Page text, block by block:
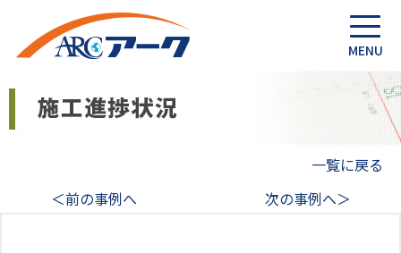
一覧に戻る
＜前の事例へ
次の事例へ＞